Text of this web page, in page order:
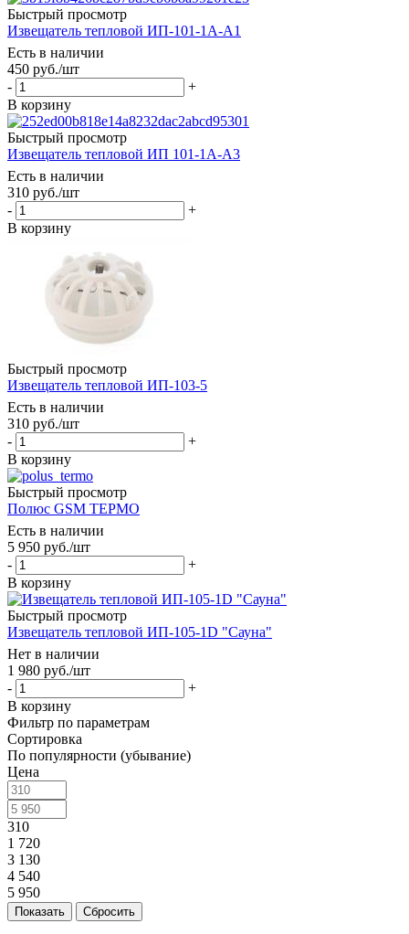
Быстрый просмотр
Извещатель тепловой ИП-101-1А-А1
Есть в наличии
450 руб./шт
-
+
В корзину
Быстрый просмотр
Извещатель тепловой ИП 101-1А-А3
Есть в наличии
310 руб./шт
-
+
В корзину
Быстрый просмотр
Извещатель тепловой ИП-103-5
Есть в наличии
310 руб./шт
-
+
В корзину
Быстрый просмотр
Полюс GSM ТЕРМО
Есть в наличии
5 950 руб./шт
-
+
В корзину
Быстрый просмотр
Извещатель тепловой ИП-105-1D "Сауна"
Нет в наличии
1 980 руб./шт
-
+
В корзину
Фильтр по параметрам
Сортировка
По популярности (убывание)
Цена
310
1 720
3 130
4 540
5 950
Сбросить